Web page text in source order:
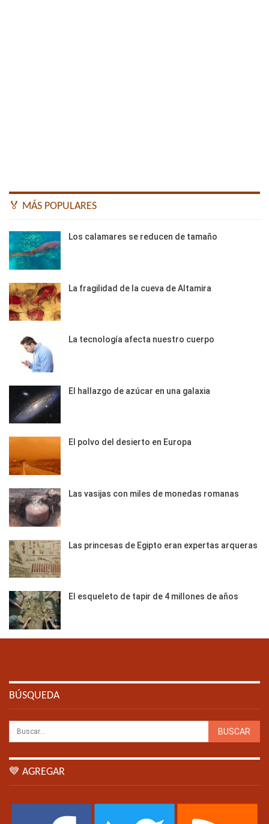
🏅 MÁS POPULARES
Los calamares se reducen de tamaño
La fragilidad de la cueva de Altamira
La tecnología afecta nuestro cuerpo
El hallazgo de azúcar en una galaxia
El polvo del desierto en Europa
Las vasijas con miles de monedas romanas
Las princesas de Egipto eran expertas arqueras
El esqueleto de tapir de 4 millones de años
BÚSQUEDA
💙 AGREGAR